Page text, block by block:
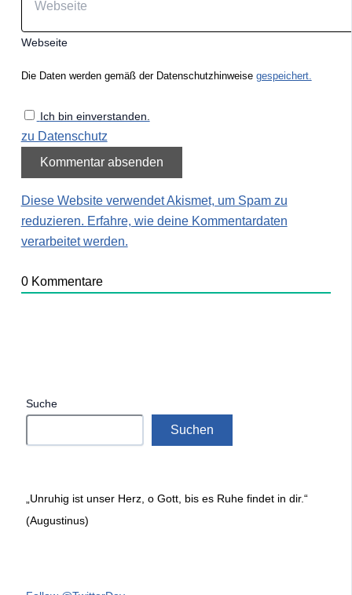
Webseite
Die Daten werden gemäß der Datenschutzhinweise gespeichert.
Ich bin einverstanden.
zu Datenschutz
Diese Website verwendet Akismet, um Spam zu
reduzieren. Erfahre, wie deine Kommentardaten
verarbeitet werden.
0Kommentare
Suche
Suchen
„Unruhig ist unser Herz, o Gott, bis es Ruhe findet in dir.“
(Augustinus)